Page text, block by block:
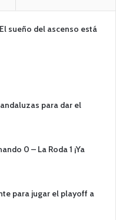
sueño del ascenso está
para dar el
0 – La Roda 1 ¡Ya
para jugar el playoff a